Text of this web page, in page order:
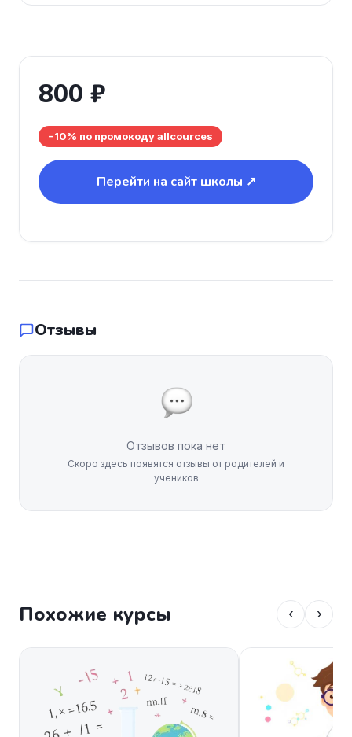
800 ₽
−10% по промокоду allcources
Перейти на сайт школы ↗
Отзывы
Отзывов пока нет
Скоро здесь появятся отзывы от родителей и
учеников
Похожие курсы ‹ ›